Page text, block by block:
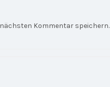
Kommentar speichern.